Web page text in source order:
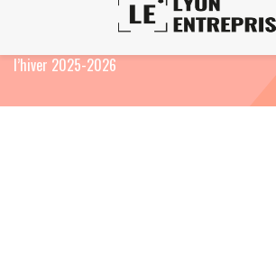
Megève Jobs : le forum de
l’hiver 2025-2026